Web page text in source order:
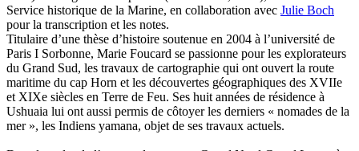
Le Maître Anne
Leblanc Léopoldine
Leblay Julien
Lebrun Alain
Lefèvre David
Lelièvre Olivier
Lemire Olivier
Lemonnier Philippe
Lobo Éric
Service historique de la Marine, en collaboration avec Julie Boch
pour la transcription et les notes.
Titulaire d’une thèse d’histoire soutenue en 2004 à l’université de
Paris I Sorbonne, Marie Foucard se passionne pour les explorateurs
du Grand Sud, les travaux de cartographie qui ont ouvert la route
maritime du cap Horn et les découvertes géographiques des XVIIe
et XIXe siècles en Terre de Feu. Ses huit années de résidence à
Ushuaia lui ont aussi permis de côtoyer les derniers « nomades de la
mer », les Indiens yamana, objet de ses travaux actuels.